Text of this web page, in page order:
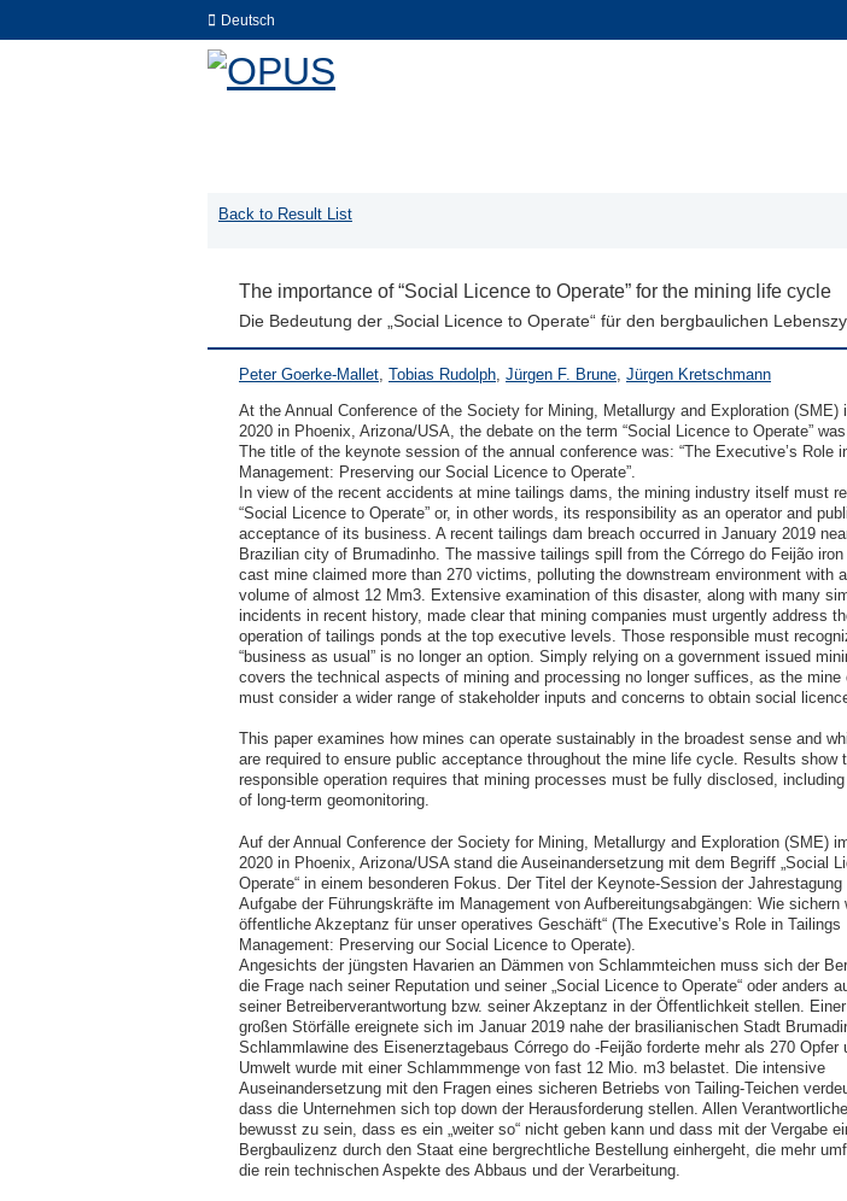
Deutsch
Back to Result List
The importance of “Social Licence to Operate” for the mining life cycle
Die Bedeutung der „Social Licence to Operate“ für den bergbaulichen
Peter Goerke-Mallet, Tobias Rudolph, Jürgen F. Brune, Jürgen Kretschmann
At the Annual Conference of the Society for Mining, Metallurgy and Exploration (SME)
2020 in Phoenix, Arizona/USA, the debate on the term “Social Licence to Operate”
The title of the keynote session of the annual conference was: “The Executive’s Role
Management: Preserving our Social Licence to Operate”.
In view of the recent accidents at mine tailings dams, the mining industry itself must
“Social Licence to Operate” or, in other words, its responsibility as an operator and
acceptance of its business. A recent tailings dam breach occurred in January 2019
Brazilian city of Brumadinho. The massive tailings spill from the Córrego do Feijão iron
cast mine claimed more than 270 victims, polluting the downstream environment with
volume of almost 12 Mm3. Extensive examination of this disaster, along with many
incidents in recent history, made clear that mining companies must urgently address
operation of tailings ponds at the top executive levels. Those responsible must
“business as usual” is no longer an option. Simply relying on a government issued
covers the technical aspects of mining and processing no longer suffices, as the mine
must consider a wider range of stakeholder inputs and concerns to obtain social
This paper examines how mines can operate sustainably in the broadest sense and
are required to ensure public acceptance throughout the mine life cycle. Results show
responsible operation requires that mining processes must be fully disclosed,
of long-term geomonitoring.
Auf der Annual Conference der Society for Mining, Metallurgy and Exploration (SME)
2020 in Phoenix, Arizona/USA stand die Auseinandersetzung mit dem Begriff „Social
Operate“ in einem besonderen Fokus. Der Titel der Keynote-Session der Jahrestagung
Aufgabe der Führungskräfte im Management von Aufbereitungsabgängen: Wie sichern
öffentliche Akzeptanz für unser operatives Geschäft“ (The Executive’s Role in Tailings
Management: Preserving our Social Licence to Operate).
Angesichts der jüngsten Havarien an Dämmen von Schlammteichen muss sich der
die Frage nach seiner Reputation und seiner „Social Licence to Operate“ oder anders
seiner Betreiberverantwortung bzw. seiner Akzeptanz in der Öffentlichkeit stellen.
großen Störfälle ereignete sich im Januar 2019 nahe der brasilianischen Stadt
Schlammlawine des Eisenerztagebaus Córrego do -Feijão forderte mehr als 270 Opfer
Umwelt wurde mit einer Schlammmenge von fast 12 Mio. m3 belastet. Die intensive
Auseinandersetzung mit den Fragen eines sicheren Betriebs von Tailing-Teichen
dass die Unternehmen sich top down der Herausforderung stellen. Allen
bewusst zu sein, dass es ein „weiter so“ nicht geben kann und dass mit der Vergabe
Bergbaulizenz durch den Staat eine bergrechtliche Bestellung einhergeht, die mehr
die rein technischen Aspekte des Abbaus und der Verarbeitung.